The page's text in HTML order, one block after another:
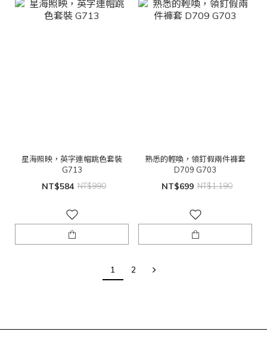
星海照映，英字連帽跳色套裝
G713
NT$584 NT$990
熟悉的輕喚，領釘假兩件褲套
D709 G703
NT$699 NT$1,190
1 2